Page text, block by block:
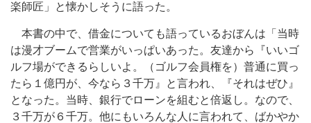
楽師匠」と懐かしそうに語った。
本書の中で、借金についても語っているおぼんは「当時
は漫才ブームで営業がいっぱいあった。友達から『いいゴ
ルフ場ができるらしいよ。（ゴルフ会員権を）普通に買っ
たら１億円が、今なら３千万』と言われ、『それはぜひ』
となった。当時、銀行でローンを組むと倍返し。なので、
３千万が６千万。他にもいろんな人に言われて、ばかやか